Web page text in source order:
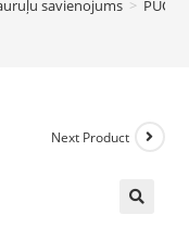
savienojums >
Next Product